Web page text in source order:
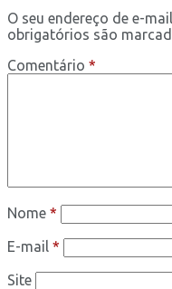
O seu endereço de e-
obrigatórios são
Comentário *
Nome *
E-mail *
Site